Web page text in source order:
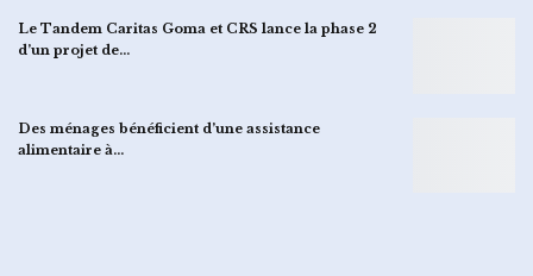
Le Tandem Caritas Goma et CRS lance la phase 2
d’un projet de…
Des ménages bénéficient d’une assistance
alimentaire à…